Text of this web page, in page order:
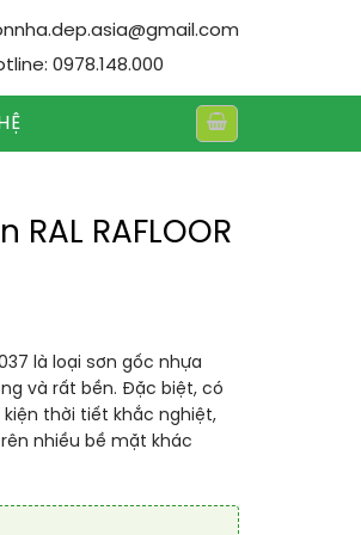
0978.148.000
RAFLOOR
là loại sơn gốc nhựa
và rất bền. Đặc biệt, có
thời tiết khắc nghiệt,
nhiều bề mặt khác